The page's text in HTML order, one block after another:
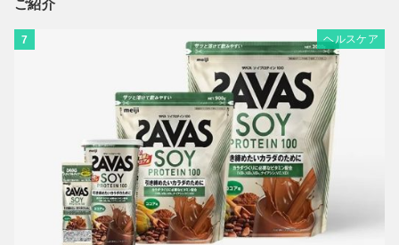
ご紹介
7 ヘルスケア